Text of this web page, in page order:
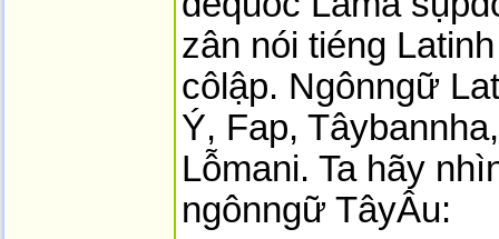
zân nói tiéng
côlập. Ngônngữ
Ý, Fap,
Lỗmani. Ta hãy
ngônngữ TâyÂu: